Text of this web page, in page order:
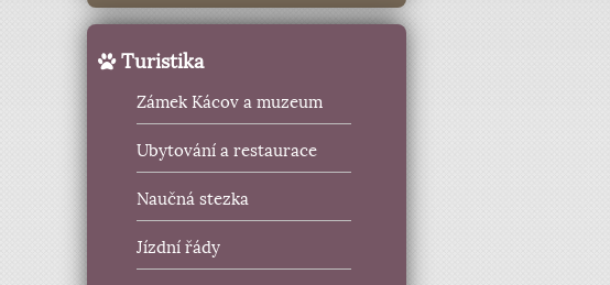
Turistika
Zámek Kácov a muzeum
Ubytování a restaurace
Naučná stezka
Jízdní řády